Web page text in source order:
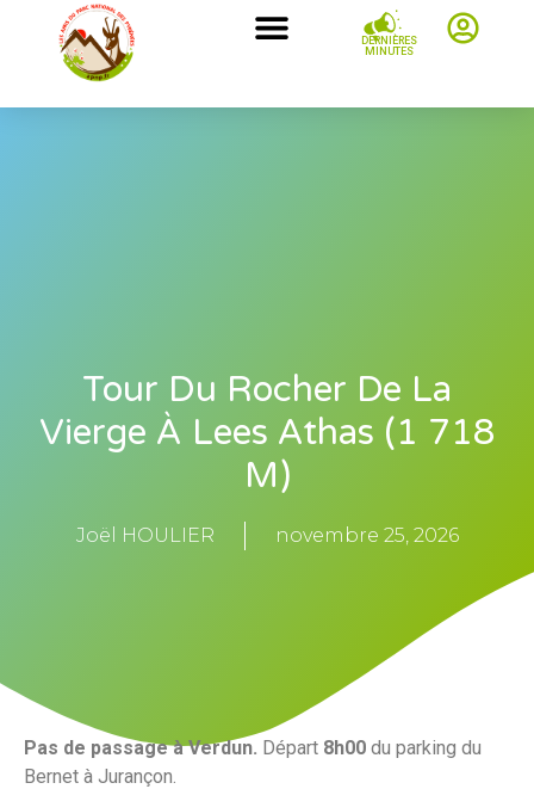
DERNIÈRES
MINUTES
Tour Du Rocher De La
Vierge À Lees Athas (1 718
M)
Joël HOULIER novembre 25, 2026
Pas de passage à Verdun. Départ 8h00 du parking du
Bernet à Jurançon.